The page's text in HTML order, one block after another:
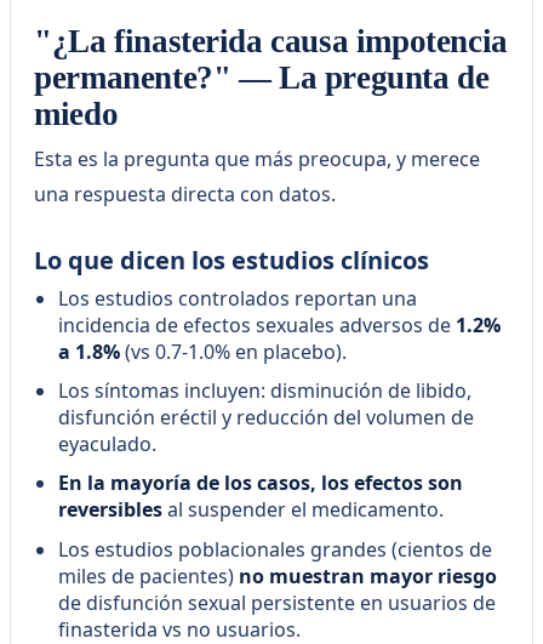
"¿La finasterida causa impotencia
permanente?" — La pregunta de
miedo
Esta es la pregunta que más preocupa, y merece
una respuesta directa con datos.
Lo que dicen los estudios clínicos
Los estudios controlados reportan una
incidencia de efectos sexuales adversos de 1.2%
a 1.8%(vs 0.7-1.0% en placebo).
Los síntomas incluyen: disminución de libido,
disfunción eréctil y reducción del volumen de
eyaculado.
En la mayoría de los casos, los efectos son
reversiblesal suspender el medicamento.
Los estudios poblacionales grandes (cientos de
miles de pacientes) no muestran mayor riesgo
de disfunción sexual persistente en usuarios de
finasterida vs no usuarios.